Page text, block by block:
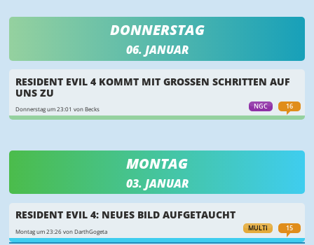
DONNERSTAG
06. JANUAR
NGC 16
RESIDENT EVIL 4 KOMMT MIT GROSSEN SCHRITTEN AUF U
NS ZU
Donnerstag um 23:01 von Becks
MONTAG
03. JANUAR
MULTI 15
RESIDENT EVIL 4: NEUES BILD AUFGETAUCHT
Montag um 23:26 von DarthGogeta